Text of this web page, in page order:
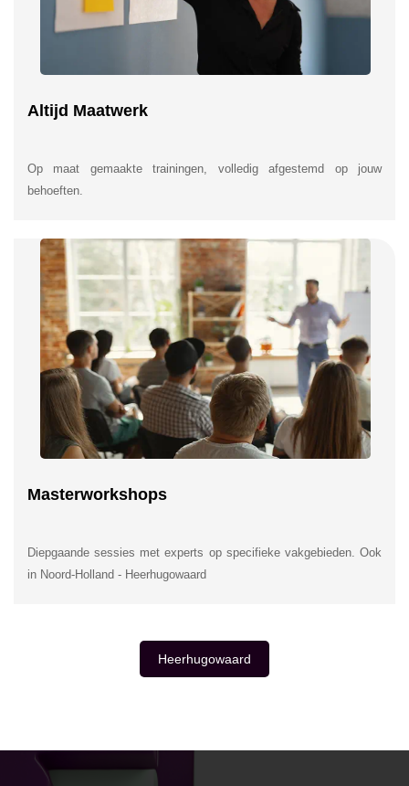
Altijd Maatwerk
Op maat gemaakte trainingen, volledig afgestemd op jouw
behoeften.
Masterworkshops
Diepgaande sessies met experts op specifieke vakgebieden. Ook
in Noord-Holland - Heerhugowaard
Heerhugowaard
INSIDE INFORMATIE